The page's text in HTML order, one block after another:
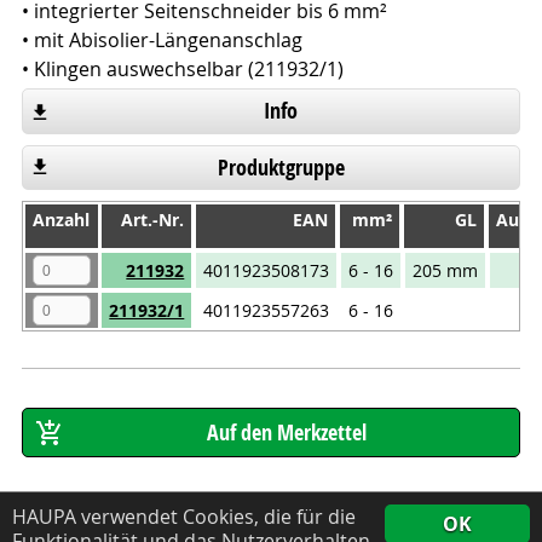
OK
HAUPA verwendet Cookies, die für die
• integrierter Seitenschneider bis 6 mm²
• mit Abisolier-Längenanschlag
• Klingen auswechselbar (211932/1)
Info
Produktgruppe
Anzahl Art.-Nr. EAN mm² GL
Anzahl
Art.-Nr. EAN mm² GL
211932 4011923508173 6 - 16
205 mm
211932/1
4011923557263 6 - 16
Anzahl